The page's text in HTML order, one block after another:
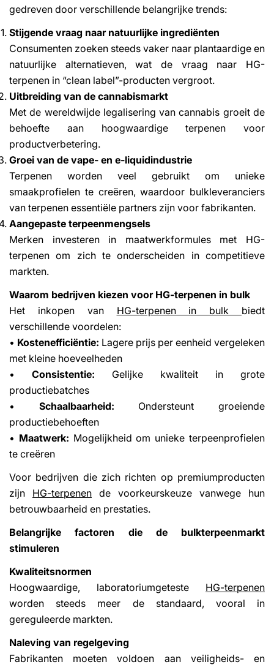
gedreven door verschillende belangrijke trends:
Stijgende vraag naar natuurlijke ingrediënten
Consumenten zoeken steeds vaker naar plantaardige en
natuurlijke alternatieven, wat de vraag naar HG-
terpenen in “clean label”-producten vergroot.
Uitbreiding van de cannabismarkt
Met de wereldwijde legalisering van cannabis groeit de
behoefte aan hoogwaardige terpenen voor
productverbetering.
Groei van de vape- en e-liquidindustrie
Terpenen worden veel gebruikt om unieke
smaakprofielen te creëren, waardoor bulkleveranciers
van terpenen essentiële partners zijn voor fabrikanten.
Aangepaste terpeenmengsels
Merken investeren in maatwerkformules met HG-
terpenen om zich te onderscheiden in competitieve
markten.
Waarom bedrijven kiezen voor HG-terpenen in bulk
Het inkopen van HG-terpenen in bulk biedt
verschillende voordelen:
• Kostenefficiëntie: Lagere prijs per eenheid vergeleken
met kleine hoeveelheden
• Consistentie: Gelijke kwaliteit in grote
productiebatches
• Schaalbaarheid: Ondersteunt groeiende
productiebehoeften
• Maatwerk: Mogelijkheid om unieke terpeenprofielen
te creëren
Voor bedrijven die zich richten op premiumproducten
zijn HG-terpenen de voorkeurskeuze vanwege hun
betrouwbaarheid en prestaties.
Belangrijke factoren die de bulkterpeenmarkt
stimuleren
Kwaliteitsnormen
Hoogwaardige, laboratoriumgeteste HG-terpenen
worden steeds meer de standaard, vooral in
gereguleerde markten.
Naleving van regelgeving
Fabrikanten moeten voldoen aan veiligheids- en